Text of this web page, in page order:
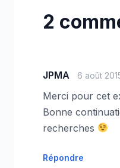
2
JPMA 6 août
Merci pour cet
Bonne
recherches
Répondre